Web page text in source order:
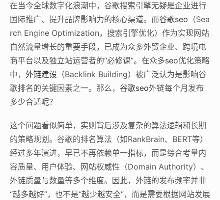
在当今全球数字化浪潮中，谷歌搜索引擎无疑是企业进行
国际推广、提升品牌影响力的核心渠道。而谷歌seo （Sea
rch Engine Optimization，搜索引擎优化）作为实现网站
自然流量增长的重要手段，已成为众多外贸企业、跨境电
商平台以及独立站运营者的“必修课”。在众多seo优化策略
中， 外链建设 （Backlink Building）被广泛认为是影响谷
歌排名的关键因素之一。那么， 谷歌seo外链每个月发布
多少合适呢？
这个问题看似简单，实则背后涉及复杂的算法逻辑和长期
的策略规划。谷歌的排名算法（如RankBrain、BERT等）
经过多年演进，早已不再依赖单一指标，而是综合考量内
容质量、用户体验、网站权威性（Domain Authority）、
外链质量与数量等多个维度。因此，外链的发布频率并非
“越多越好”，也不是“越少越安全”，而是需要根据网站发展